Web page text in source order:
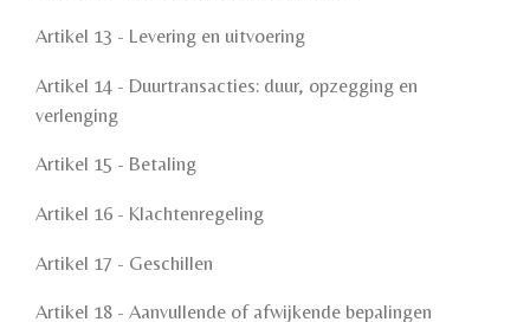
Artikel 13 - Levering en uitvoering
Artikel 14 - Duurtransacties: duur, opzegging en
verlenging
Artikel 15 - Betaling
Artikel 16 - Klachtenregeling
Artikel 17 - Geschillen
Artikel 18 - Aanvullende of afwijkende bepalingen